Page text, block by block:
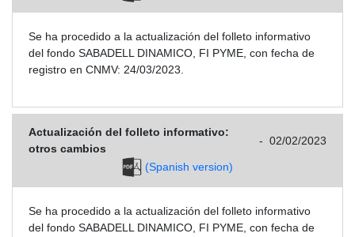
Se ha procedido a la actualización del folleto informativo
del fondo SABADELL DINAMICO, FI PYME, con fecha de
registro en CNMV: 24/03/2023.
Actualización del folleto informativo:
otros cambios
- 02/02/2023
(Spanish version)
Se ha procedido a la actualización del folleto informativo
del fondo SABADELL DINAMICO, FI PYME, con fecha de